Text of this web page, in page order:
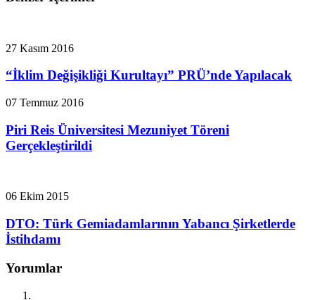
27 Kasım 2016
“İklim Değişikliği Kurultayı” PRÜ’nde Yapılacak
07 Temmuz 2016
Piri Reis Üniversitesi Mezuniyet Töreni
Gerçekleştirildi
06 Ekim 2015
DTO: Türk Gemiadamlarının Yabancı Şirketlerde
İstihdamı
Yorumlar